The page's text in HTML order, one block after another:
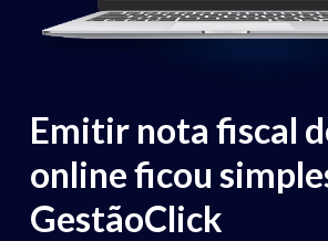
Emitir nota fiscal
online ficou
GestãoClick